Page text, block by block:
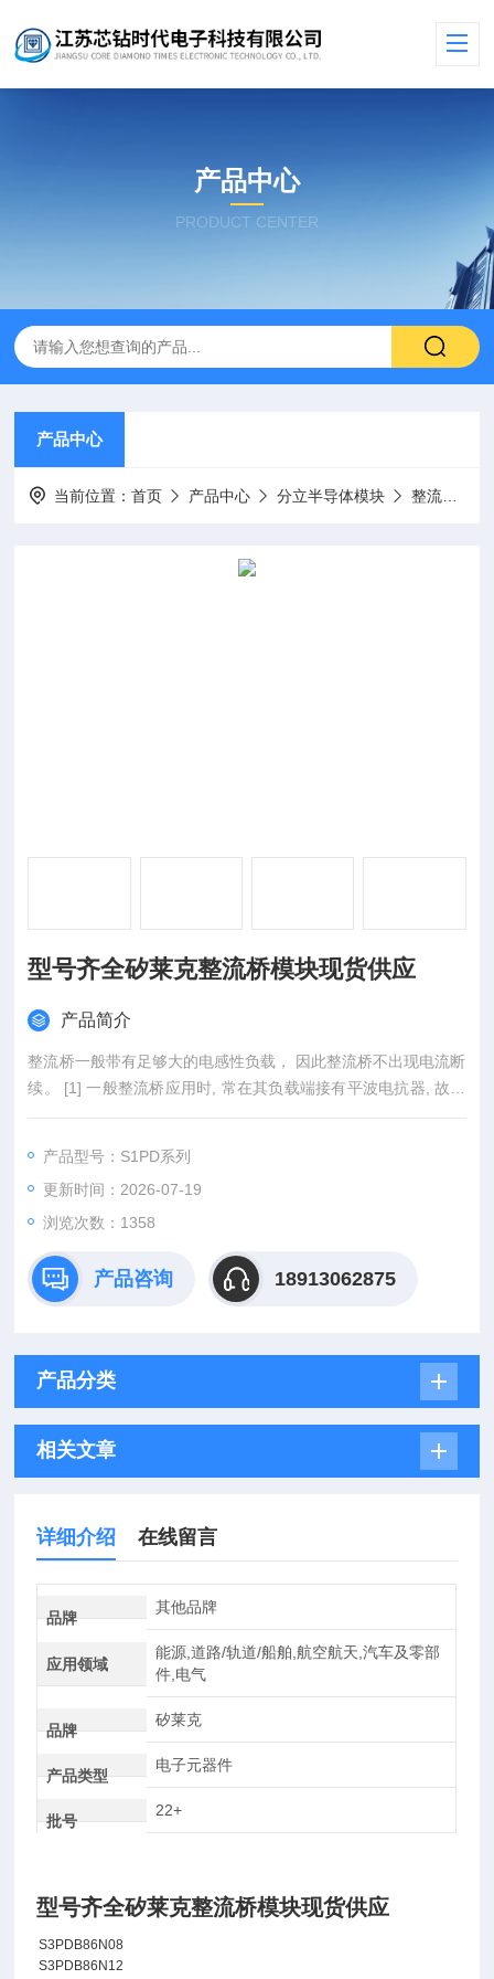
产品中心
PRODUCT CENTER
产品中心
当前位置：首页 产品中心 分立半导体模块 整流桥模块
型号齐全矽莱克整流桥模块现货供应
产品简介
整流桥一般带有足够大的电感性负载， 因此整流桥不出现电流断
续。 [1] 一般整流桥应用时, 常在其负载端接有平波电抗器, 故可
将其负载视为恒流源。 [2] 多组三相整流桥相互连接，使得整流
产品型号：S1PD系列
更新时间：2026-07-19
浏览次数：1358
产品咨询 18913062875
产品分类
相关文章
详细介绍 在线留言
品牌
其他品牌
应用领域
能源,道路/轨道/船舶,航空航天,汽车及零部
件,电气
品牌
矽莱克
产品类型
电子元器件
批号
22+
型号齐全矽莱克整流桥模块现货供应
S3PDB86N08
S3PDB86N12